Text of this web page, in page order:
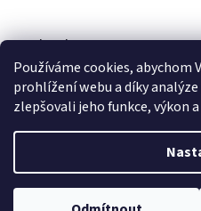
Používáme cookies, abychom
prohlížení webu a díky
zlepšovali jeho funkce, výkon
Facebook
Copyright 2026Bílá Tara -